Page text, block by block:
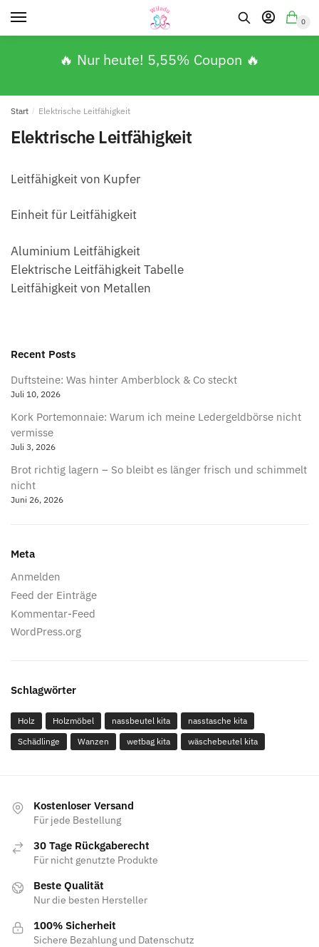
0
🔥 Nur heute! 5,55% Coupon 🔥
Start / Elektrische Leitfähigkeit
Elektrische Leitfähigkeit
Leitfähigkeit von Kupfer
Einheit für Leitfähigkeit
Aluminium Leitfähigkeit
Elektrische Leitfähigkeit Tabelle
Leitfähigkeit von Metallen
Recent Posts
Duftsteine: Was hinter Amberblock & Co steckt
Juli 10, 2026
Kork Portemonnaie: Warum ich meine Ledergeldbörse nicht
vermisse
Juli 3, 2026
Brot richtig lagern – So bleibt es länger frisch und schimmelt
nicht
Juni 26, 2026
Meta
Anmelden
Feed der Einträge
Kommentar-Feed
WordPress.org
Schlagwörter
Holz Holzmöbel nassbeutel kita
nasstasche kita
Schädlinge
Wanzen wetbag kita wäschebeutel kita
Kostenloser Versand
Für jede Bestellung
30 Tage Rückgaberecht
Für nicht genutzte Produkte
Beste Qualität
Nur die besten Hersteller
100% Sicherheit
Sichere Bezahlung und Datenschutz